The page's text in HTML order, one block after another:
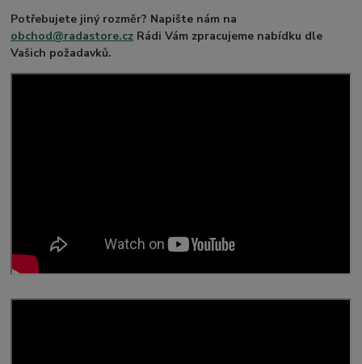
Potřebujete jiný rozměr? Napište nám na
obchod@radastore.cz Rádi Vám zpracujeme nabídku dle
Vašich požadavků.